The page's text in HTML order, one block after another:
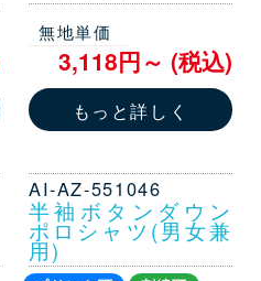
無地単価
3,118円～ (税込)
もっと詳しく
AI-AZ-551046
半袖ボタンダウン
ポロシャツ(男女兼
用)